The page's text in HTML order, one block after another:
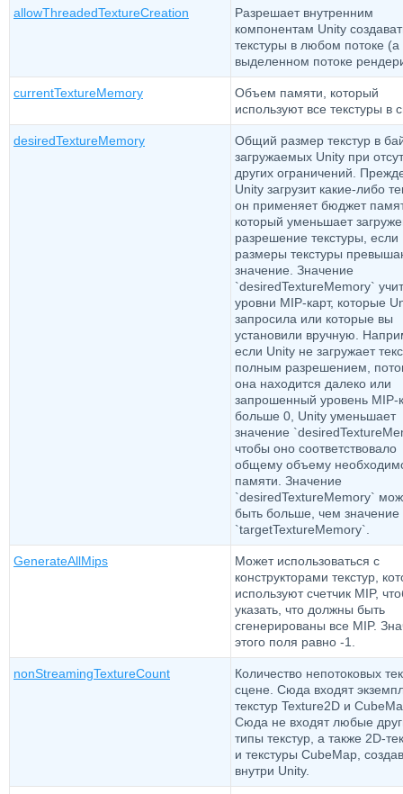
allowThreadedTextureCreation
Разрешает внутренним
компонентам Unity
текстуры в любом потоке (а
выделенном потоке
currentTextureMemory
Объем памяти, который
используют все текстуры в
desiredTextureMemory
Общий размер текстур в
загружаемых Unity при
других ограничений.
Unity загрузит какие-либо
он применяет бюджет
который уменьшает
разрешение текстуры, если
размеры текстуры
значение. Значение
`desiredTextureMemory`
уровни MIP-карт, которые
запросила или которые вы
установили вручную.
если Unity не загружает
полным разрешением,
она находится далеко или
запрошенный уровень MIP-
больше 0, Unity уменьшает
значение
чтобы оно соответствовало
общему объему
памяти. Значение
`desiredTextureMemory`
быть больше, чем значение
`targetTextureMemory`.
GenerateAllMips
Может использоваться с
конструкторами текстур,
используют счетчик MIP,
указать, что должны быть
сгенерированы все MIP.
этого поля равно -1.
nonStreamingTextureCount
Количество непотоковых
сцене. Сюда входят
текстур Texture2D и
Сюда не входят любые
типы текстур, а также 2D-
и текстуры CubeMap,
внутри Unity.